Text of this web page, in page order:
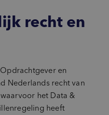
recht en
en
Nederlands recht van
het Data &
heeft